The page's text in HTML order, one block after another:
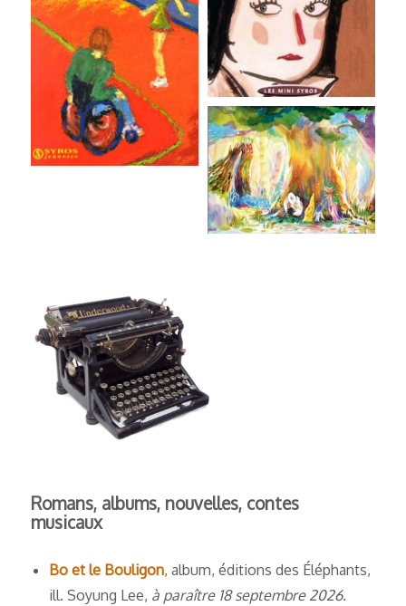
Romans, albums, nouvelles, contes
musicaux
Bo et le Bouligon, album, éditions des Éléphants,
ill. Soyung Lee, à paraître 18 septembre 2026.